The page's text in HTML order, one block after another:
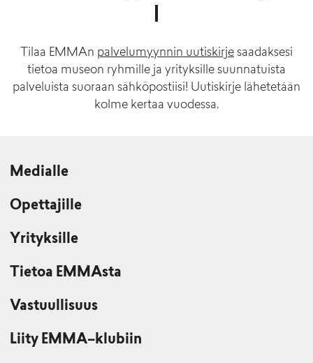
Tilaa EMMAn palvelumyynnin uutiskirje saadaksesi
tietoa museon ryhmille ja yrityksille suunnatuista
palveluista suoraan sähköpostiisi! Uutiskirje lähetetään
kolme kertaa vuodessa.
Medialle
Opettajille
Yrityksille
Tietoa EMMAsta
Vastuullisuus
Liity EMMA–klubiin